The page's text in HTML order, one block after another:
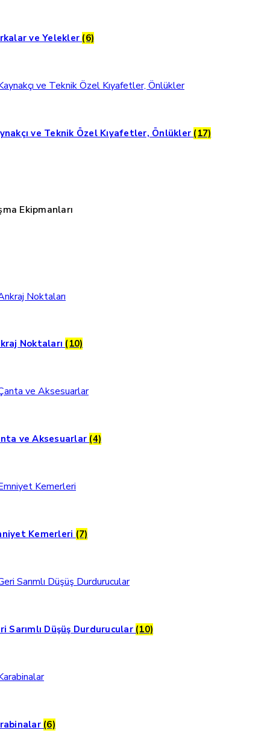
ve Yelekler (6)
ve Teknik Özel Kıyafetler, Önlükler (17)
Ekipmanları
Noktaları (10)
ve Aksesuarlar (4)
Kemerleri (7)
Sarımlı Düşüş Durdurucular (10)
(6)